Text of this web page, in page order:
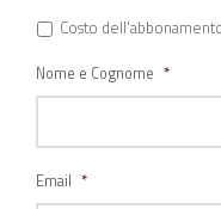
Costo
Nome e Cognome *
Email *